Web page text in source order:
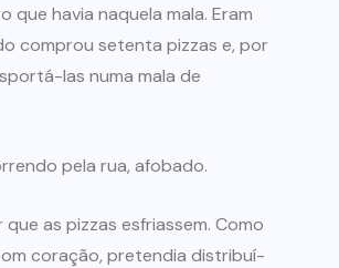
que havia naquela mala. Eram
comprou setenta pizzas e, por
las numa mala de
pela rua, afobado.
as pizzas esfriassem. Como
coração, pretendia distribuí-